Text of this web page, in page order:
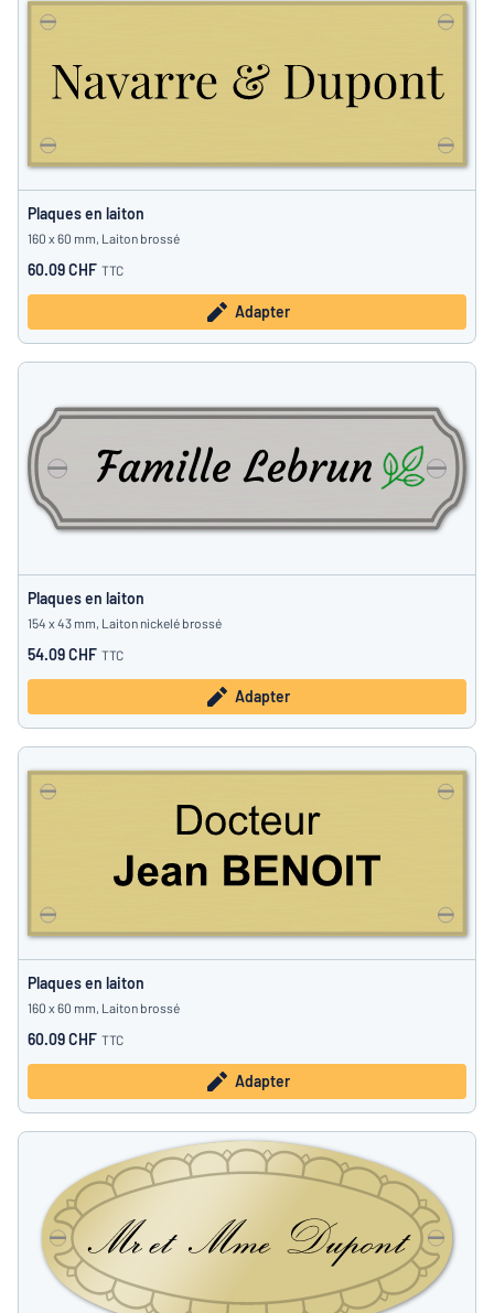
Plaques en laiton
160 x 60 mm, Laiton brossé
60.09 CHF TTC
Adapter
Plaques en laiton
154 x 43 mm, Laiton nickelé brossé
54.09 CHF TTC
Adapter
Plaques en laiton
160 x 60 mm, Laiton brossé
60.09 CHF TTC
Adapter